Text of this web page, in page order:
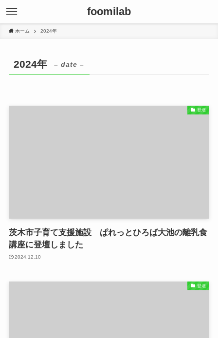
foomilab
ホーム 2024年
2024年 – date –
登壇
茨木市子育て支援施設 ぱれっとひろば大池の離乳食
講座に登壇しました
2024.12.10
登壇